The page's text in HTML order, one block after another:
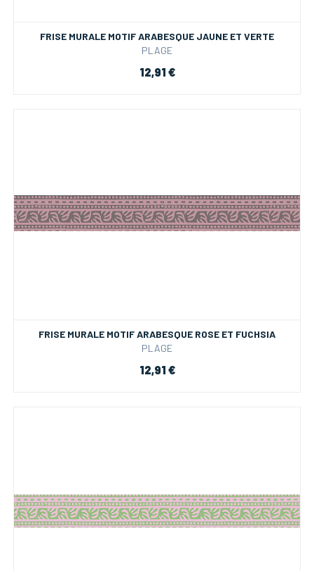
FRISE MURALE MOTIF ARABESQUE JAUNE ET VERTE
PLAGE
12,91 €
FRISE MURALE MOTIF ARABESQUE ROSE ET FUCHSIA
PLAGE
12,91 €